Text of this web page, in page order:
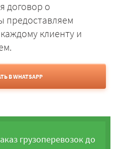
договор о
предоставляем
клиенту и
В WHATSAPP
грузоперевозок до